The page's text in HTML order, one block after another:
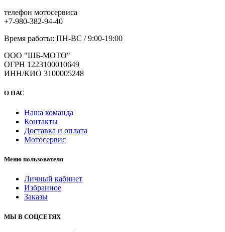
телефон мотосервиса
+7-980-382-94-40
Время работы: ПН-ВС / 9:00-19:00
ООО "ШБ-МОТО"
ОГРН 1223100010649
ИНН/КИО 3100005248
О НАС
Наша команда
Контакты
Доставка и оплата
Мотосервис
Меню пользователя
Личный кабинет
Избранное
Заказы
МЫ В СОЦСЕТЯХ